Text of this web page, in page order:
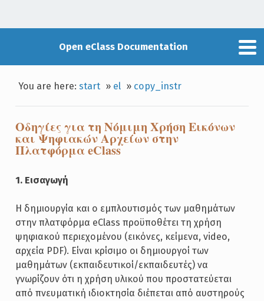
Open eClass Documentation
You are here:start » el » copy_instr
Οδηγίες για τη Νόμιμη Χρήση Εικόνων
και Ψηφιακών Αρχείων στην
Πλατφόρμα eClass
1. Εισαγωγή
Η δημιουργία και ο εμπλουτισμός των μαθημάτων
στην πλατφόρμα eClass προϋποθέτει τη χρήση
ψηφιακού περιεχομένου (εικόνες, κείμενα, video,
αρχεία PDF). Είναι κρίσιμο οι δημιουργοί των
μαθημάτων (εκπαιδευτικοί/εκπαιδευτές) να
γνωρίζουν ότι η χρήση υλικού που προστατεύεται
από πνευματική ιδιοκτησία διέπεται από αυστηρούς